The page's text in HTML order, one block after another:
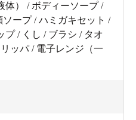
体） / ボディーソープ /
ープ / ハミガキセット /
プ / くし / ブラシ / タオ
ッパ / 電子レンジ（一